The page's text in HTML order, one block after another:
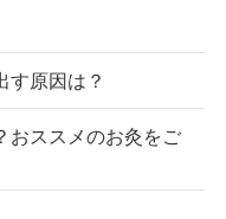
す原因は？
おススメのお灸をご